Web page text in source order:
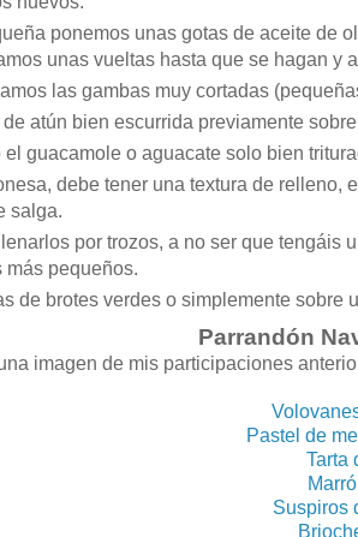
ponemos unas gotas de aceite de
unas vueltas hasta que se hagan y
las gambas muy cortadas
atún bien escurrida previamente
guacamole o aguacate solo bien
debe tener una textura de relleno,
salga.
por trozos, a no ser que tengáis
más pequeños.
de brotes verdes o simplemente sobre
Parrandón
imagen de mis participaciones
Pastel de
Tarta
Suspiros